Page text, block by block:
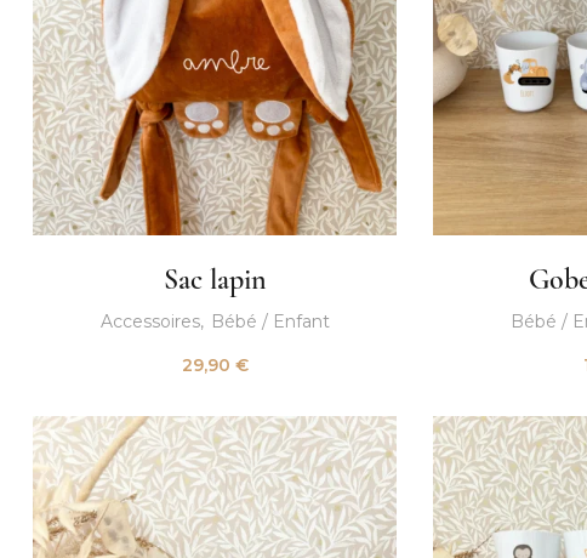
Sac lapin
Accessoires
Bébé / Enfant
29,90 €
Bébé /